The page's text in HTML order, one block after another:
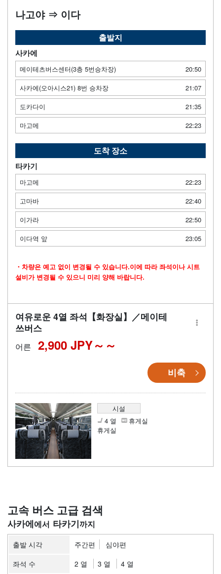
나고야 ⇒ 이다
출발지
사카에
메이테츠버스센터(3층 5번승차장)
20:50
사카에(오아시스21) 8번 승차장
21:07
도카다이
21:35
마고메
22:23
도착 장소
타카기
마고메
22:23
고마바
22:40
이가라
22:50
이다역 앞
23:05
・차량은 예고 없이 변경될 수 있습니다.이에 따라 좌석이나 시트
설비가 변경될 수 있으니 미리 양해 바랍니다.
여유로운 4열 좌석【화장실】／메이테
쓰버스
어른 2,900 JPY～
비축
시설
4 열
휴게실
휴게실
고속 버스 고급 검색
사카에 타카기
출발 시각 주간편
심야편
좌석 수
2 열 3 열 4 열